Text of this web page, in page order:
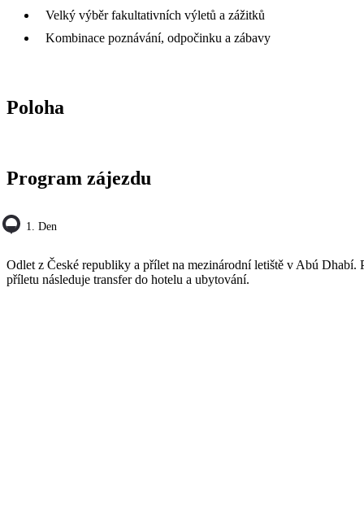
Velký výběr fakultativních výletů a zážitků
Kombinace poznávání, odpočinku a zábavy
Poloha
Program zájezdu
1. Den
Odlet z České republiky a přílet na mezinárodní letiště v Abú Dhabí.
příletu následuje transfer do hotelu a ubytování.